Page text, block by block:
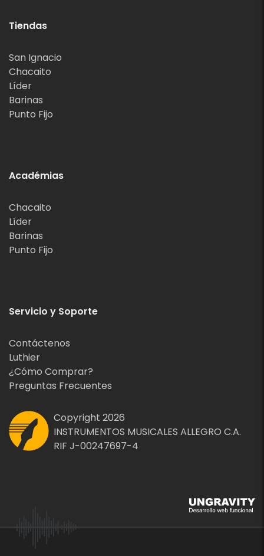
Tiendas
San Ignacio
Chacaito
Líder
Barinas
Punto Fijo
Académias
Chacaito
Líder
Barinas
Punto Fijo
Servicio y Soporte
Contáctenos
Luthier
¿Cómo Comprar?
Preguntas Frecuentes
Copyright 2026
INSTRUMENTOS MUSICALES ALLEGRO C.A.
RIF J-00247697-4